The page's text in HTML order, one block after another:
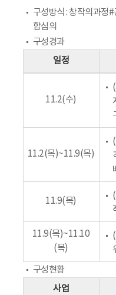
구성방식 : 창작의과정
합심의
구성경과
일정
11.2(수)
11.2(목)~11.9(목)
11.9(목)
11.9(목)~11.10
(목)
구성현황
사업